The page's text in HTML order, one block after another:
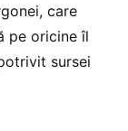
care
pe oricine îl
sursei